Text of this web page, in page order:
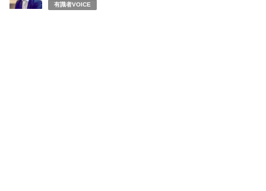
有識者VOICE